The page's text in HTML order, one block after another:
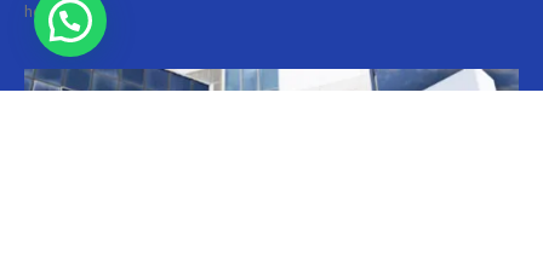
holding....